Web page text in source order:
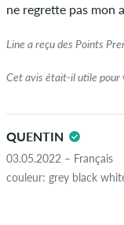
ne regrette pas mon
Line a reçu des Points
Cet avis était-il utile pour
QUENTIN
03.05.2022 – Français
couleur: grey black